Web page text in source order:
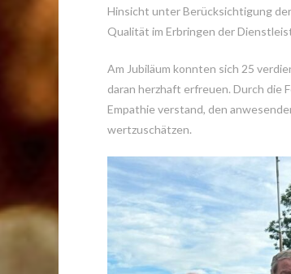
Hinsicht unter Berücksichtigung
Qualität im Erbringen der
Am Jubiläum konnten sich 25
daran herzhaft erfreuen. Durch die
Empathie verstand, den
wertzuschätzen.